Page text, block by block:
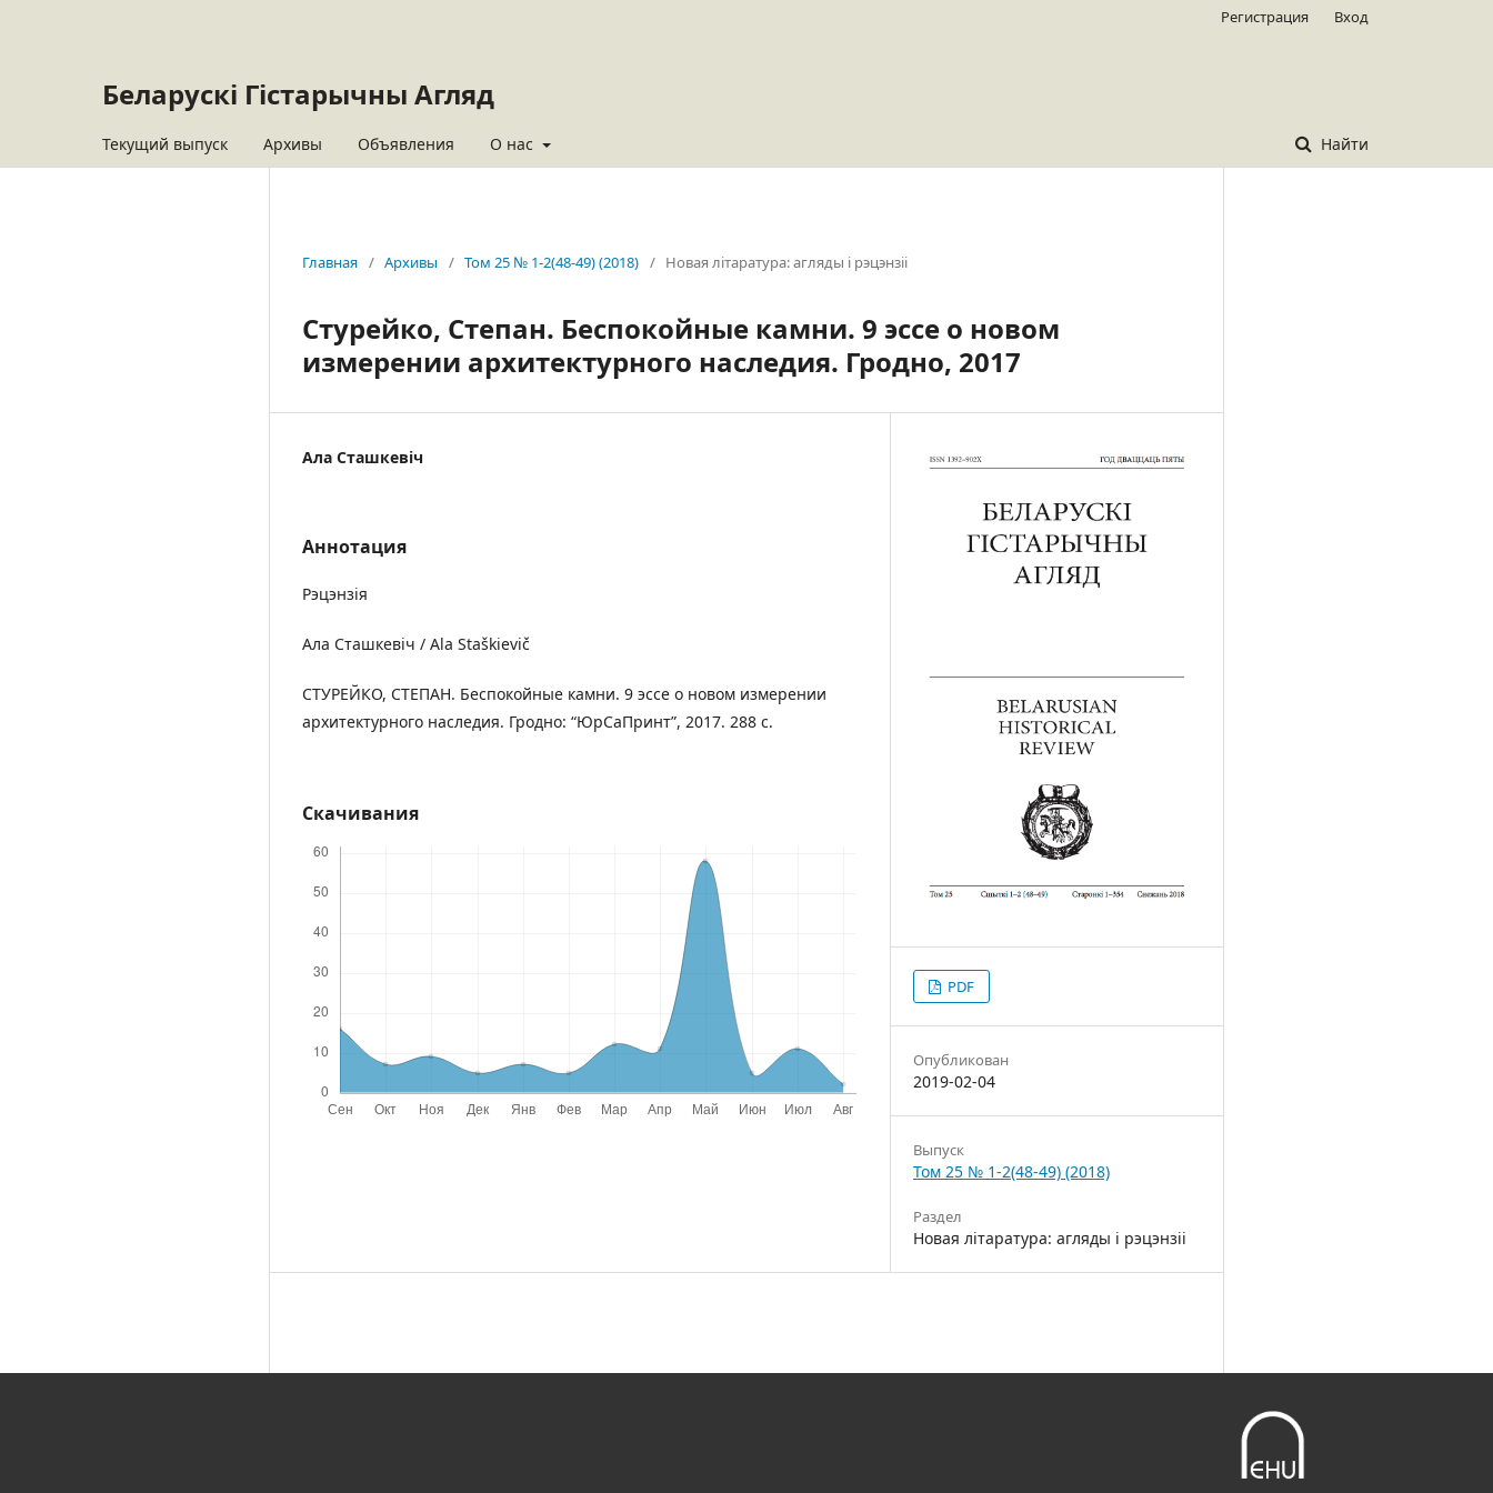
Беларускі Гістарычны Агляд
Текущий выпуск Архивы Объявления О нас Найти
Регистрация Вход
Главная / Архивы / Том 25 № 1-2(48-49) (2018) / Новая літаратура: агляды і рэцэнзіі
Стурейко, Степан. Беспокойные камни. 9 эссе о новом
измерении архитектурного наследия. Гродно, 2017
Ала Сташкевіч
Аннотация
Рэцэнзія
Ала Сташкевіч / Ala Staškievič
СТУРЕЙКО, СТЕПАН. Беспокойные камни. 9 эссе о новом измерении
архитектурного наследия. Гродно: “ЮрСаПринт”, 2017. 288 с.
Скачивания
PDF
Опубликован
2019-02-04
Выпуск
Том 25 № 1-2(48-49) (2018)
Раздел
Новая літаратура: агляды і рэцэнзіі